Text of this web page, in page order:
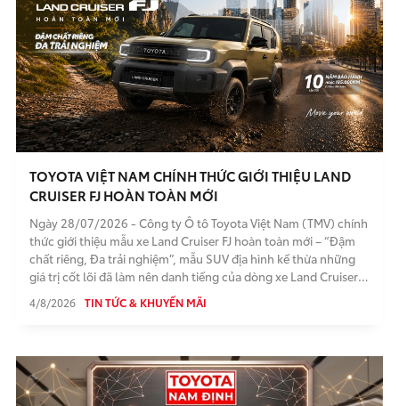
TOYOTA VIỆT NAM CHÍNH THỨC GIỚI THIỆU LAND
CRUISER FJ HOÀN TOÀN MỚI
Ngày 28/07/2026 - Công ty Ô tô Toyota Việt Nam (TMV) chính
thức giới thiệu mẫu xe Land Cruiser FJ hoàn toàn mới – “Đậm
chất riêng, Đa trải nghiệm”, mẫu SUV địa hình kế thừa những
giá trị cốt lõi đã làm nên danh tiếng của dòng xe Land Cruiser
trong hơn 70 năm qua. Land Cruiser FJ chính thức có mặt tại hệ
thống Đại lý Toyota trên toàn quốc kể từ ngày 28/7/2026.
4/8/2026 TIN TỨC & KHUYẾN MÃI